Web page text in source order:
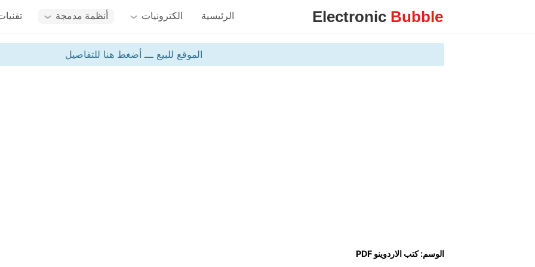
Electronic Bubble الرئيسية الكترونيات أنظمة مدمجة
الموقع للبيع ـــ أضغط هنا للتفاصيل
الوسم:كتب الاردوينو PDF